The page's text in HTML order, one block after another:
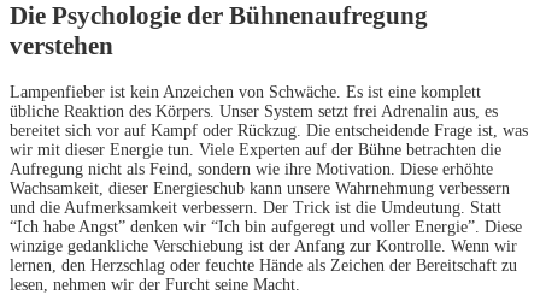
Die Psychologie der Bühnenaufregung
verstehen
Lampenfieber ist kein Anzeichen von Schwäche. Es ist eine komplett
übliche Reaktion des Körpers. Unser System setzt frei Adrenalin aus, es
bereitet sich vor auf Kampf oder Rückzug. Die entscheidende Frage ist, was
wir mit dieser Energie tun. Viele Experten auf der Bühne betrachten die
Aufregung nicht als Feind, sondern wie ihre Motivation. Diese erhöhte
Wachsamkeit, dieser Energieschub kann unsere Wahrnehmung verbessern
und die Aufmerksamkeit verbessern. Der Trick ist die Umdeutung. Statt
“Ich habe Angst” denken wir “Ich bin aufgeregt und voller Energie”. Diese
winzige gedankliche Verschiebung ist der Anfang zur Kontrolle. Wenn wir
lernen, den Herzschlag oder feuchte Hände als Zeichen der Bereitschaft zu
lesen, nehmen wir der Furcht seine Macht.